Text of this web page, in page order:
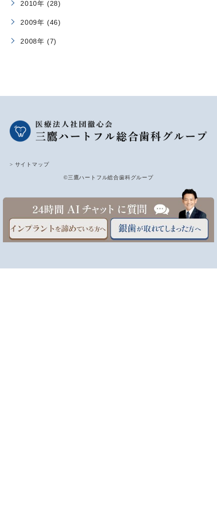
2010年 (28)
2009年 (46)
2008年 (7)
> サイトマップ
©三鷹ハートフル総合歯科グループ